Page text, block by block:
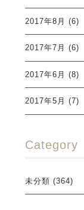
2017年8月 (6)
2017年7月 (6)
2017年6月 (8)
2017年5月 (7)
Category
未分類 (364)